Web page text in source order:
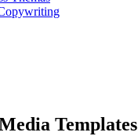
Templates